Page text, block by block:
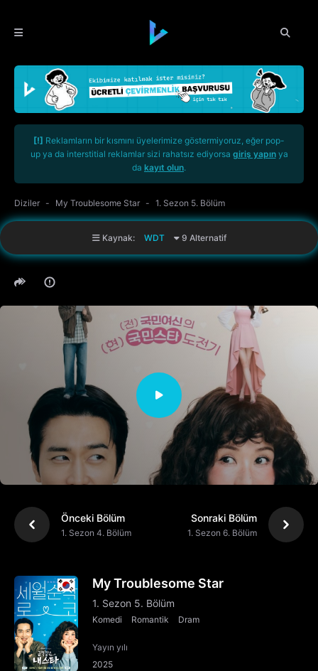
[!] Reklamların bir kısmını üyelerimize göstermiyoruz, eğer pop-
up ya da interstitial reklamlar sizi rahatsız ediyorsa giriş yapınya
da kayıt olun.
Diziler My Troublesome Star 1. Sezon 5. Bölüm
Kaynak: WDT 9 Alternatif
Önceki Bölüm
1. Sezon 4. Bölüm
Sonraki Bölüm
1. Sezon 6. Bölüm
My Troublesome Star
1. Sezon 5. Bölüm
Komedi Romantik Dram
Yayın yılı
2025